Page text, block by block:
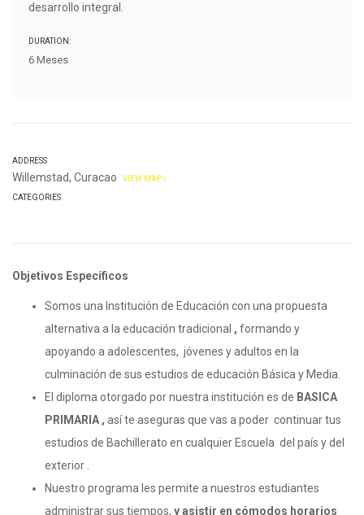
desarrollo integral.
DURATION:
6 Meses
ADDRESS
Willemstad, Curacao VIEW MAP
CATEGORIES
Objetivos Específicos
Somos una Institución de Educación con una propuesta
alternativa a la educación tradicional , formando y
apoyando a adolescentes, jóvenes y adultos en la
culminación de sus estudios de educación Básica y Media.
El diploma otorgado por nuestra institución es de BASICA
PRIMARIA , así te aseguras que vas a poder continuar tus
estudios de Bachillerato en cualquier Escuela del país y del
exterior .
Nuestro programa les permite a nuestros estudiantes
administrar sus tiempos, y asistir en cómodos horarios